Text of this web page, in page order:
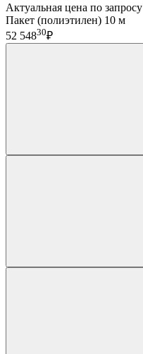
Актуальная цена по запросу
Пакет (полиэтилен) 10 м
52 54830₽